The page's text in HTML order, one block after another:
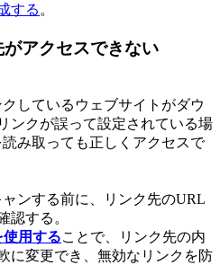
する 。
アクセスできない
しているウェブサイトがダウ
ンクが誤って設定されている場
み取っても正しくアクセスで
ンする前に、リンク先のURL
認する。
用することで、リンク先の内
に変更でき、無効なリンクを防